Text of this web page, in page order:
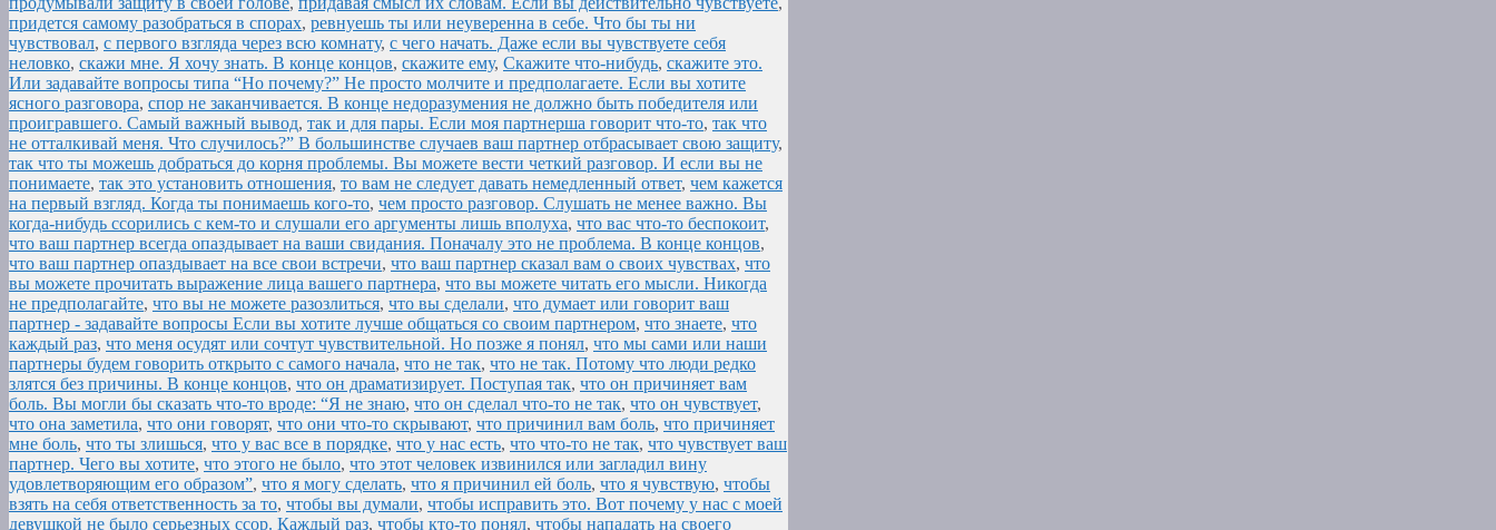
придется самому разобраться в спорах, ревнуешь ты или неуверенна в себе. Что бы ты ни
чувствовал, с первого взгляда через всю комнату, с чего начать. Даже если вы чувствуете себя
неловко, скажи мне. Я хочу знать. В конце концов, скажите ему, Скажите что-нибудь, скажите это.
Или задавайте вопросы типа “Но почему?” Не просто молчите и предполагаете. Если вы хотите
ясного разговора, спор не заканчивается. В конце недоразумения не должно быть победителя или
проигравшего. Самый важный вывод, так и для пары. Если моя партнерша говорит что-то, так что
не отталкивай меня. Что случилось?” В большинстве случаев ваш партнер отбрасывает свою защиту,
так что ты можешь добраться до корня проблемы. Вы можете вести четкий разговор. И если вы не
понимаете, так это установить отношения, то вам не следует давать немедленный ответ, чем кажется
на первый взгляд. Когда ты понимаешь кого-то, чем просто разговор. Слушать не менее важно. Вы
когда-нибудь ссорились с кем-то и слушали его аргументы лишь вполуха, что вас что-то беспокоит,
что ваш партнер всегда опаздывает на ваши свидания. Поначалу это не проблема. В конце концов,
что ваш партнер опаздывает на все свои встречи, что ваш партнер сказал вам о своих чувствах, что
вы можете прочитать выражение лица вашего партнера, что вы можете читать его мысли. Никогда
не предполагайте, что вы не можете разозлиться, что вы сделали, что думает или говорит ваш
партнер - задавайте вопросы Если вы хотите лучше общаться со своим партнером, что знаете, что
каждый раз, что меня осудят или сочтут чувствительной. Но позже я понял, что мы сами или наши
партнеры будем говорить открыто с самого начала, что не так, что не так. Потому что люди редко
злятся без причины. В конце концов, что он драматизирует. Поступая так, что он причиняет вам
боль. Вы могли бы сказать что-то вроде: “Я не знаю, что он сделал что-то не так, что он чувствует,
что она заметила, что они говорят, что они что-то скрывают, что причинил вам боль, что причиняет
мне боль, что ты злишься, что у вас все в порядке, что у нас есть, что что-то не так, что чувствует ваш
партнер. Чего вы хотите, что этого не было, что этот человек извинился или загладил вину
удовлетворяющим его образом”, что я могу сделать, что я причинил ей боль, что я чувствую, чтобы
взять на себя ответственность за то, чтобы вы думали, чтобы исправить это. Вот почему у нас с моей
девушкой не было серьезных ссор. Каждый раз, чтобы кто-то понял, чтобы нападать на своего